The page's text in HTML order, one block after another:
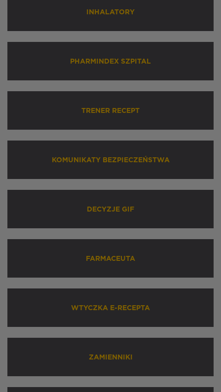
INHALATORY
PHARMINDEX SZPITAL
TRENER RECEPT
KOMUNIKATY BEZPIECZEŃSTWA
DECYZJE GIF
FARMACEUTA
WTYCZKA E-RECEPTA
ZAMIENNIKI